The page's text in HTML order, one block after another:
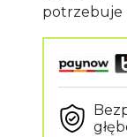
potrzebuje